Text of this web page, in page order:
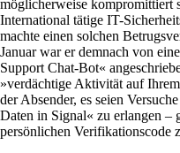
möglicherweise
International tätige IT-
machte einen solchen
Januar war er demnach von
Support Chat-Bot«
»verdächtige Aktivität auf
der Absender, es seien
Daten in Signal« zu erlangen
persönlichen Verifikationscode